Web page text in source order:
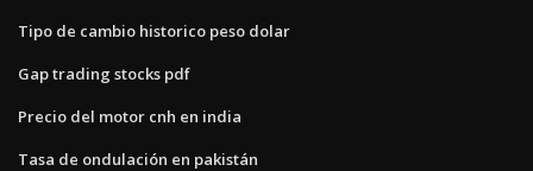
Tipo de cambio historico peso dolar
Gap trading stocks pdf
Precio del motor cnh en india
Tasa de ondulación en pakistán